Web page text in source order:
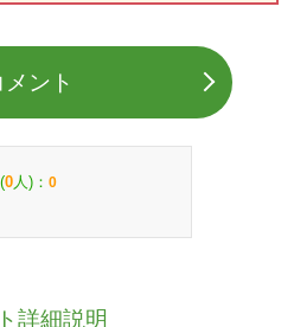
メント
0 人)： 0
詳細説明